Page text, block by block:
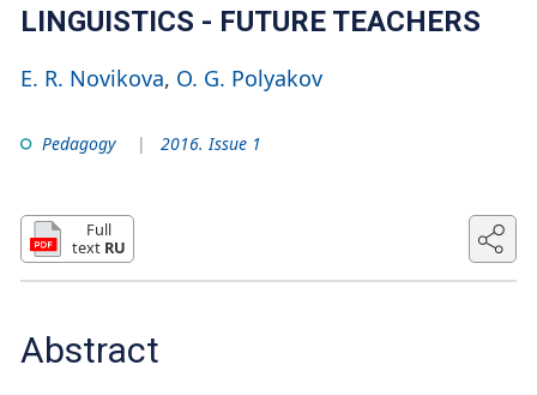
LINGUISTICS - FUTURE TEACHERS
E. R. Novikova O. G. Polyakov
Pedagogy 2016. Issue 1
Full
text RU
Abstract